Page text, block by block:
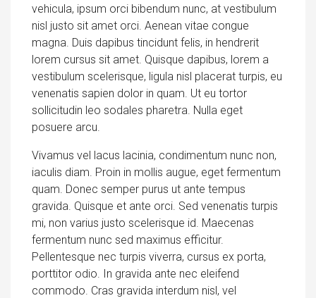
vehicula, ipsum orci bibendum nunc, at vestibulum
nisl justo sit amet orci. Aenean vitae congue
magna. Duis dapibus tincidunt felis, in hendrerit
lorem cursus sit amet. Quisque dapibus, lorem a
vestibulum scelerisque, ligula nisl placerat turpis, eu
venenatis sapien dolor in quam. Ut eu tortor
sollicitudin leo sodales pharetra. Nulla eget
posuere arcu.
Vivamus vel lacus lacinia, condimentum nunc non,
iaculis diam. Proin in mollis augue, eget fermentum
quam. Donec semper purus ut ante tempus
gravida. Quisque et ante orci. Sed venenatis turpis
mi, non varius justo scelerisque id. Maecenas
fermentum nunc sed maximus efficitur.
Pellentesque nec turpis viverra, cursus ex porta,
porttitor odio. In gravida ante nec eleifend
commodo. Cras gravida interdum nisl, vel